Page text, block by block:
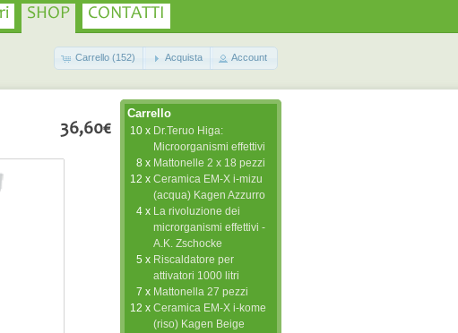
SHOP CONTATTI
Carrello (152) Acquista Account
36,60€
Carrello
10 x Dr.Teruo Higa:
Microorganismi effettivi
8 x Mattonelle 2 x 18 pezzi
12 x Ceramica EM-X i-mizu
(acqua) Kagen Azzurro
4 x La rivoluzione dei
microrganismi effettivi -
A.K. Zschocke
5 x Riscaldatore per
attivatori 1000 litri
7 x Mattonella 27 pezzi
12 x Ceramica EM-X i-kome
(riso) Kagen Beige